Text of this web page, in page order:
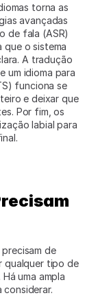
torna as
avançadas
de fala (ASR)
o sistema
A tradução
um idioma para
funciona se
e deixar que
Por fim, os
labial para
de
qualquer tipo de
uma ampla
considerar.